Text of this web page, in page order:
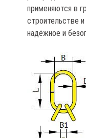
применяются в
строительстве
надёжное и